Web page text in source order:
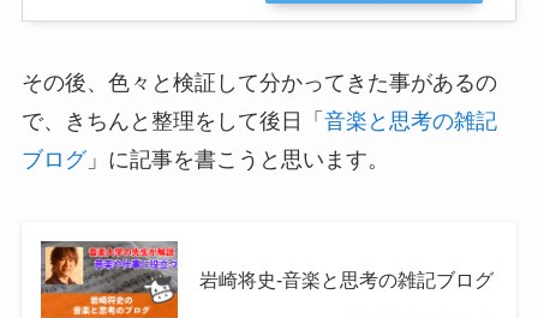
その後、色々と検証して分かってきた事があるの
で、きちんと整理をして後日「 音楽と思考の雑記
ブログ」に記事を書こうと思います。
岩崎将史-音楽と思考の雑記ブログ